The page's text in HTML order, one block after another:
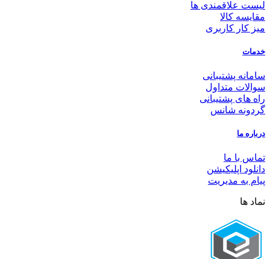
لیست علاقمندی ها
مقایسه کالا
میز کار کاربری
خدمات
سامانه پشتیبانی
سوالات متداول
راه های پشتیبانی
گردونه شانس
درباره ما
تماس با ما
دانلود اپلیکیشن
پیام به مدیریت
نماد ها